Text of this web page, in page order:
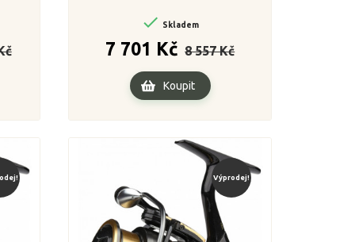
Cena
 Skladem
7 701 Kč
cena
8 557 Kč
Koupit
Výprodej!